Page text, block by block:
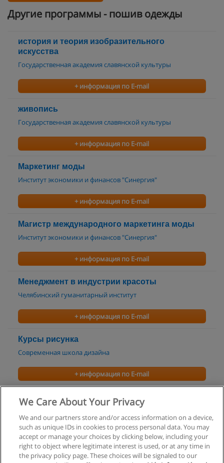
Другие программы - пошив одежды
история и теория изобразительного
искусства
Государственная академия славянской культуры
+ информация по E-mail
живопись
Государственная академия славянской культуры
+ информация по E-mail
Маркетинг моды
Институт экономики и финансов "Синергия"
+ информация по E-mail
Магистр международного маркетинга моды
Институт экономики и финансов "Синергия"
+ информация по E-mail
Менеджмент в индустрии красоты
Челябинский гуманитарный институт
+ информация по E-mail
Курсы рисунка
Современная школа дизайна
+ информация по E-mail
Курсы живописи
+ информация по E-mail
We Care About Your Privacy
We and our partners store and/or access information on a device,
such as unique IDs in cookies to process personal data. You may
accept or manage your choices by clicking below, including your
right to object where legitimate interest is used, or at any time in
the privacy policy page. These choices will be signaled to our